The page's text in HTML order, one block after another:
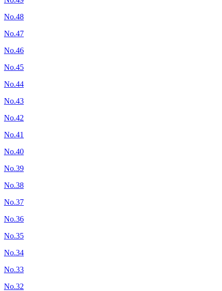
No.48
No.47
No.46
No.45
No.44
No.43
No.42
No.41
No.40
No.39
No.38
No.37
No.36
No.35
No.34
No.33
No.32